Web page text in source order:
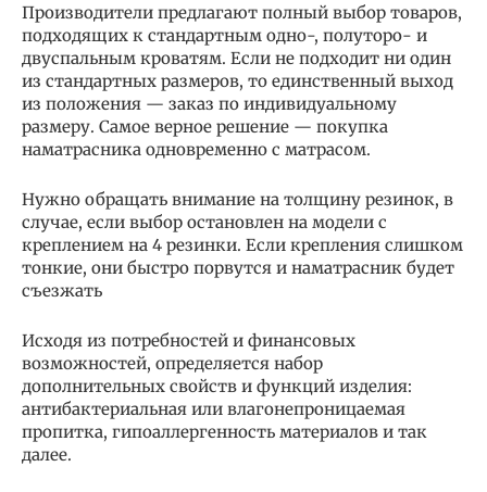
Производители предлагают полный выбор товаров,
подходящих к стандартным одно-, полуторо- и
двуспальным кроватям. Если не подходит ни один
из стандартных размеров, то единственный выход
из положения — заказ по индивидуальному
размеру. Самое верное решение — покупка
наматрасника одновременно с матрасом.
Нужно обращать внимание на толщину резинок, в
случае, если выбор остановлен на модели с
креплением на 4 резинки. Если крепления слишком
тонкие, они быстро порвутся и наматрасник будет
съезжать
Исходя из потребностей и финансовых
возможностей, определяется набор
дополнительных свойств и функций изделия:
антибактериальная или влагонепроницаемая
пропитка, гипоаллергенность материалов и так
далее.